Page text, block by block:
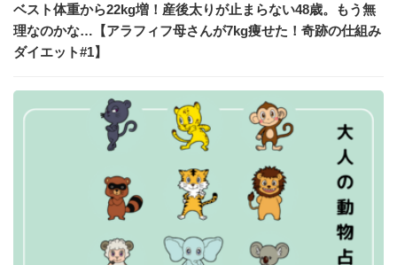
ベスト体重から22kg増！産後太りが止まらない48歳。もう無
理なのかな…【アラフィフ母さんが7kg痩せた！奇跡の仕組み
ダイエット#1】